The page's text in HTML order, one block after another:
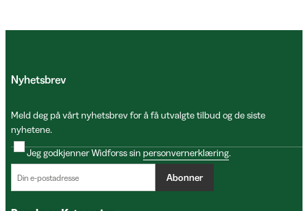
Nyhetsbrev
Meld deg på vårt nyhetsbrev for å få utvalgte tilbud og de siste
nyhetene.
Jeg godkjenner Widforss sin personvernerklæring.
Abonner